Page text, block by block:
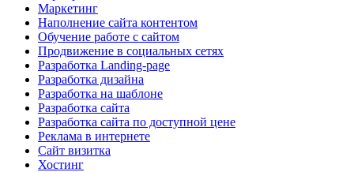
Маркетинг
Наполнение сайта контентом
Обучение работе с сайтом
Продвижение в социальных сетях
Разработка Landing-page
Разработка дизайна
Разработка на шаблоне
Разработка сайта
Разработка сайта по доступной цене
Реклама в интернете
Сайт визитка
Хостинг